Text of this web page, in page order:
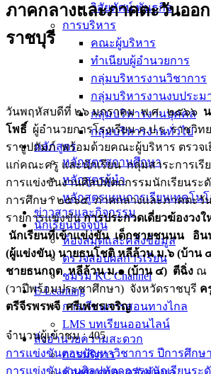
วิสัยทัศน์ พันธกิจ
การบริหาร
คณะผู้บริหาร
ทำเนียบผู้อำนวยการ
กลุ่มบริหารงานวิชาการ
กลุ่มบริหารงานงบประ
กลุ่มบริหารงานบุคคล
กลุ่มบริหารงานทั่วไป
หลักสูตร
หลักสูตรสถานศึกษา
หลักสูตรผู้นำ
หลักสูตรแผนการเรียนเทคโน
ข่าวสารและกิจกรรม
นักเรียนปัจจุบัน
ห้องสมุดและคลังข้อมูล
ตรวจสอบผลการเรียน
ชมรม KC Channel
E-Learning
การเรียนการสอนทางไกล
LMS บทเรียนออนไลน์
สิ่งอำนวยความสะดวก
การบริการ
ภาคกลางและภาคตะวันออ
ราชบุรี
วันพฤหัสบดีที่ ๒๖ มกราคม พ.ศ. ๒๕๖๖
โพธิ์ ผู้อำนวยการโรงเรียน ภ.ป.ร. ราชวิท
ราชูปถัมภ์ พร้อมด้วยคณะผู้บริหาร ตรวจเ
แก่คณะครู และนักเรียน กลุ่มสาระการเรี
การแข่งขันงานศิลปหัตถกรรมนักเรียนระ
การศึกษา ๒๕๖๕ ภาคกลางและภาคตะวั
รายการแข่งขันการประกวดเดี่ยวฆ้องวง
นักเรียนที่เข้าแข่งขัน เด็กชายชนนน อิ
(ผู้แข่งขัน) นายธนโชติ หลีล้วน ม.๖ (บ้าน
ชายธนกฤต หลีล้วน ม.๑ (บ้าน ๔) ตีฉิ่ง ณ
(วาปีพร้อมประชาศึกษา) จังหวัดราชบุรี ค
ตรีจีรพรพจี ศรีเพชรเจริญ
จำนวนผู้เข้าชม :405
การแข่งขันตอบปัญหาวิชาการ ปีการศึกษา
การแข่งขันงานศิลปหัตถกรรมนักเรียนระ